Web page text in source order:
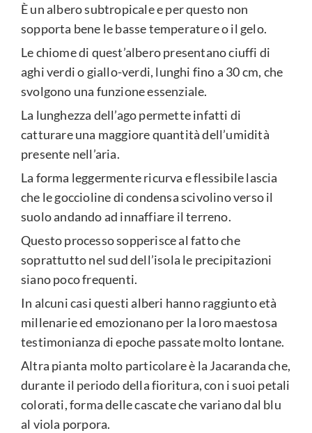
È un albero subtropicale e per questo non
sopporta bene le basse temperature o il gelo.
Le chiome di quest’albero presentano ciuffi di
aghi verdi o giallo-verdi, lunghi fino a 30 cm, che
svolgono una funzione essenziale.
La lunghezza dell’ago permette infatti di
catturare una maggiore quantità dell’umidità
presente nell’aria.
La forma leggermente ricurva e flessibile lascia
che le goccioline di condensa scivolino verso il
suolo andando ad innaffiare il terreno.
Questo processo sopperisce al fatto che
soprattutto nel sud dell’isola le precipitazioni
siano poco frequenti.
In alcuni casi questi alberi hanno raggiunto età
millenarie ed emozionano per la loro maestosa
testimonianza di epoche passate molto lontane.
Altra pianta molto particolare è la Jacaranda che,
durante il periodo della fioritura, con i suoi petali
colorati, forma delle cascate che variano dal blu
al viola porpora.